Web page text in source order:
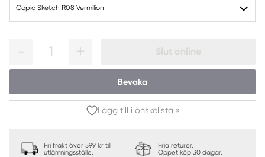
Copic Sketch R08 Vermilion
1 Slut online
Bevaka
Lägg till i önskelista »
Fri frakt över 599 kr till
utlämningsställe.
Fria returer.
Öppet köp 30 dagar.